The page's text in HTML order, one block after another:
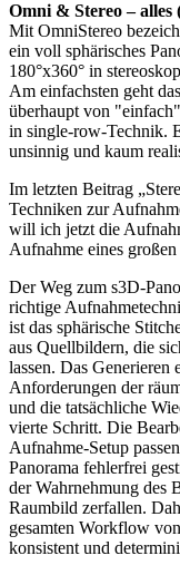
Omni & Stereo – alles
Mit OmniStereo
ein voll sphärisches
180°x360° in
Am einfachsten geht
überhaupt von
in single-row-Technik.
unsinnig und kaum
Im letzten Beitrag
Techniken zur
will ich jetzt die
Aufnahme eines
Der Weg zum s3D-
richtige
ist das sphärische
aus Quellbildern, die
lassen. Das Generieren
Anforderungen der
und die tatsächliche
vierte Schritt. Die
Aufnahme-Setup
Panorama fehlerfrei
der Wahrnehmung des
Raumbild zerfallen.
gesamten Workflow
konsistent und